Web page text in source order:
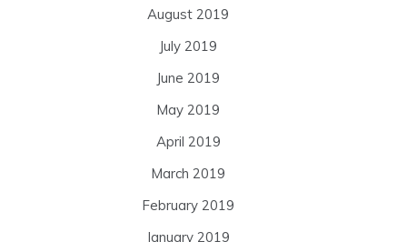
August 2019
July 2019
June 2019
May 2019
April 2019
March 2019
February 2019
January 2019